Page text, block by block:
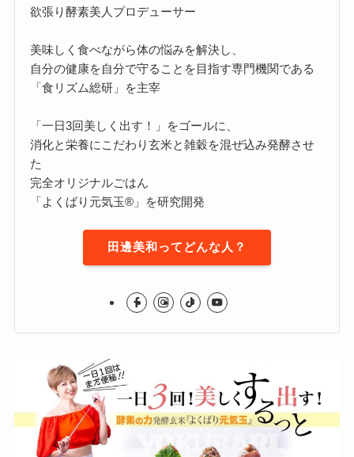
欲張り酵素美人プロデューサー
美味しく食べながら体の悩みを解決し、
自分の健康を自分で守ることを目指す専門機関である
「食リズム総研」を主宰
「一日3回美しく出す！」をゴールに、
消化と栄養にこだわり玄米と雑穀を混ぜ込み発酵させ
た
完全オリジナルごはん
「よくばり元気玉®」を研究開発
田邊美和ってどんな人？